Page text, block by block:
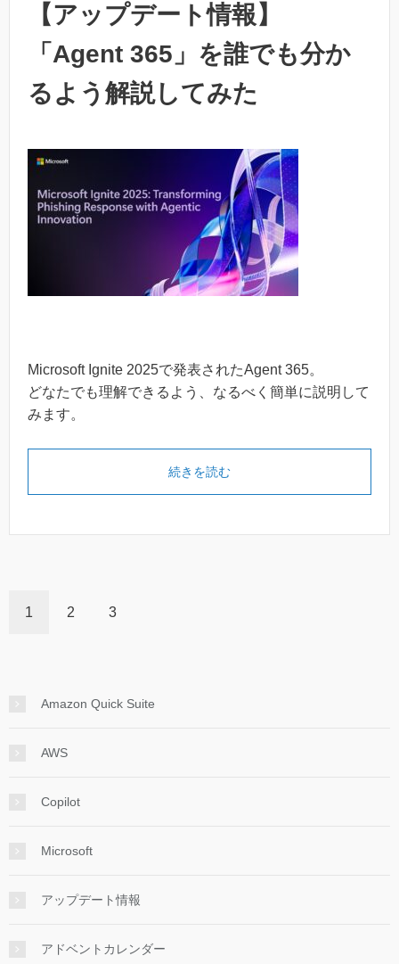
【アップデート情報】
「Agent 365」を誰でも分か
るよう解説してみた
Microsoft Ignite 2025で発表されたAgent 365。
どなたでも理解できるよう、なるべく簡単に説明して
みます。
続きを読む
1 2 3
Amazon Quick Suite
AWS
Copilot
Microsoft
アップデート情報
アドベントカレンダー